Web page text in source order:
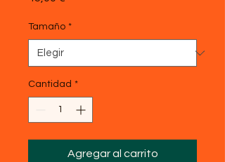
Tamaño *
Cantidad *
Agregar al carrito